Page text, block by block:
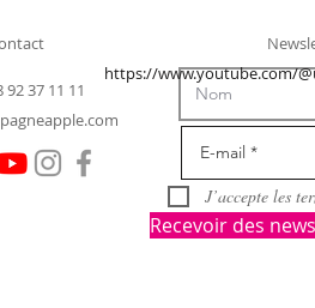
92 37 11 11
J’accepte les
Recevoir des
https://www.youtube.com/